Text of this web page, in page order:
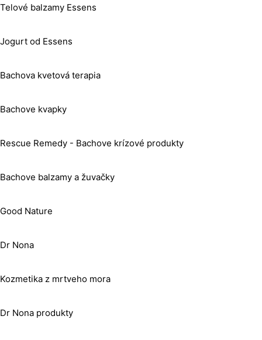
Telové balzamy Essens
Jogurt od Essens
Bachova kvetová terapia
Bachove kvapky
Rescue Remedy - Bachove krízové produkty
Bachove balzamy a žuvačky
Good Nature
Dr Nona
Kozmetika z mrtveho mora
Dr Nona produkty